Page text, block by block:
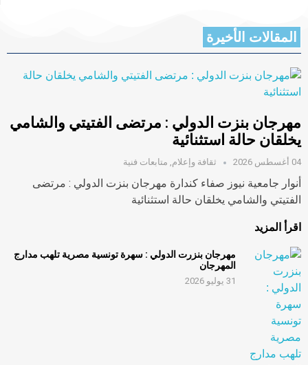
المقالات الأخيرة
مهرجان بنزت الدولي : مرتضى الفتيتي والشامي
يخلقان حالة استثنائية
04 أغسطس 2026 ثقافة وإعلام, متابعات فنية
أنوار جامعية نيوز صفاء كندارة مهرجان بنزت الدولي : مرتضى
الفتيتي والشامي يخلقان حالة استثنائية
اقرأ المزيد
مهرجان بنزرت الدولي : سهرة تونسية مصرية تلهب مدارج
المهرجان
31 يوليو 2026